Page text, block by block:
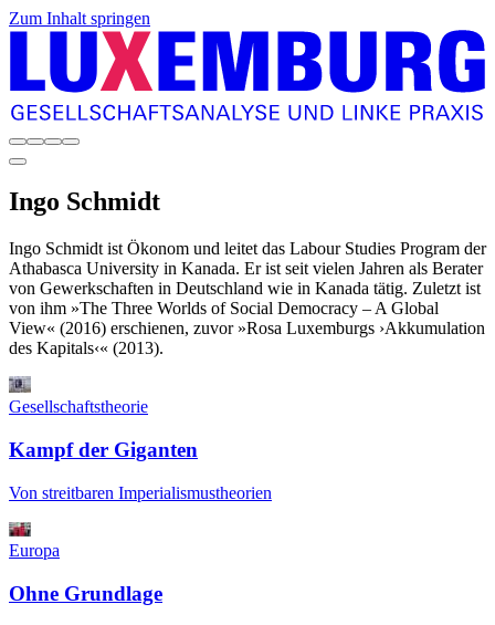
Zum Inhalt springen
Ingo Schmidt
Ingo Schmidt ist Ökonom und leitet das Labour Studies Program der
Athabasca University in Kanada. Er ist seit vielen Jahren als Berater
von Gewerkschaften in Deutschland wie in Kanada tätig. Zuletzt ist
von ihm »The Three Worlds of Social Democracy – A Global
View« (2016) erschienen, zuvor »Rosa Luxemburgs ›Akkumulation
des Kapitals‹« (2013).
Gesellschaftstheorie
Kampf der Giganten
Von streitbaren Imperialismustheorien
Europa
Ohne Grundlage